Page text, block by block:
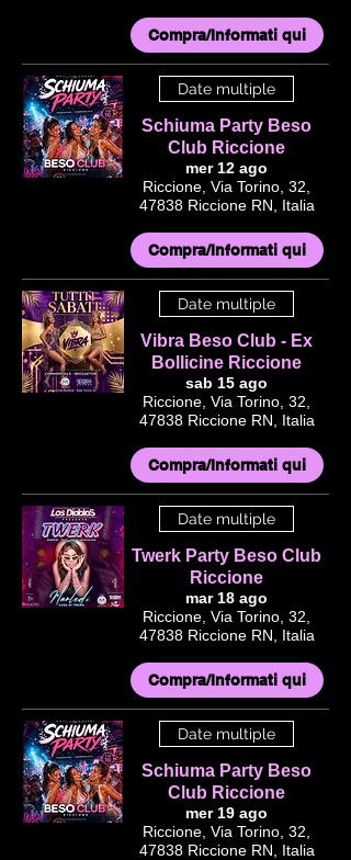
Compra/Informati qui
Date multiple
Schiuma Party Beso
Club Riccione
mer 12 ago
Riccione, Via Torino, 32,
47838 Riccione RN, Italia
Compra/Informati qui
Date multiple
Vibra Beso Club - Ex
Bollicine Riccione
sab 15 ago
Riccione, Via Torino, 32,
47838 Riccione RN, Italia
Compra/Informati qui
Date multiple
Twerk Party Beso Club
Riccione
mar 18 ago
Riccione, Via Torino, 32,
47838 Riccione RN, Italia
Compra/Informati qui
Date multiple
Schiuma Party Beso
Club Riccione
mer 19 ago
Riccione, Via Torino, 32,
47838 Riccione RN, Italia